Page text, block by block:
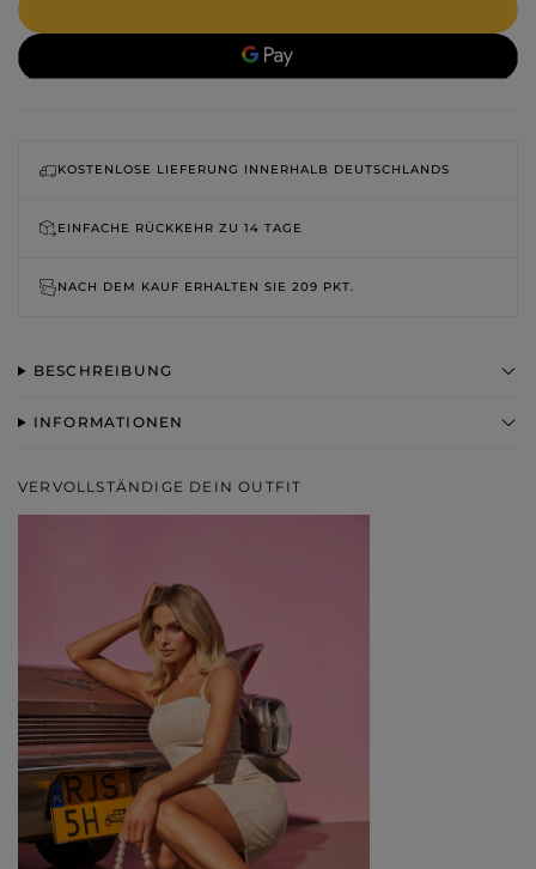
KOSTENLOSE LIEFERUNG INNERHALB DEUTSCHLANDS
EINFACHE RÜCKKEHR ZU 14 TAGE
NACH DEM KAUF ERHALTEN SIE 209 PKT.
BESCHREIBUNG
INFORMATIONEN
VERVOLLSTÄNDIGE DEIN OUTFIT